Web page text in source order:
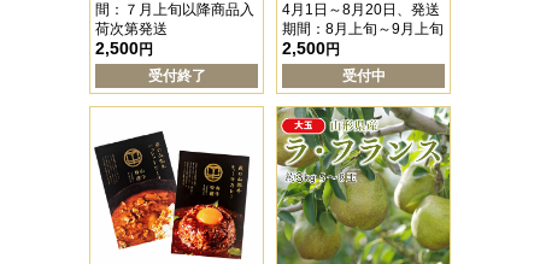
間：７月上旬以降商品入
荷次第発送
2,500円
受付終了
4月1日～8月20日、発送
期間：8月上旬～9月上旬
2,500円
受付中